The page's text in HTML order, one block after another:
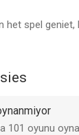
het spel
101 oyunu